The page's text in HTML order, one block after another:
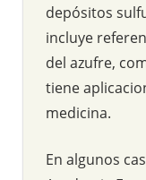
depósitos
incluye
del azufre,
tiene
medicina.
En algunos